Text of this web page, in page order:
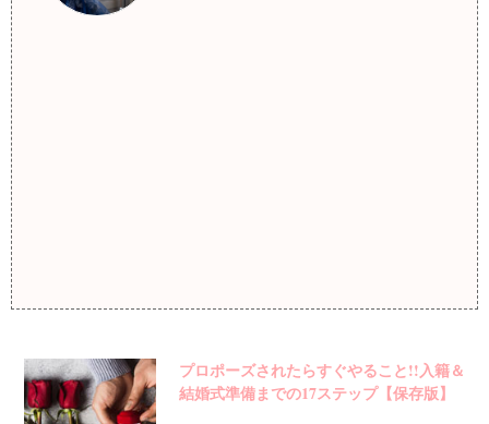
プロポーズされたらすぐやること!!入籍＆
結婚式準備までの17ステップ【保存版】